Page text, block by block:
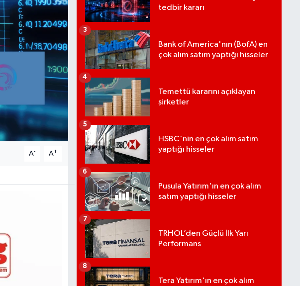
A- A+
tedbir kararı
Bank of America'nın (BofA) en
çok alım satım yaptığı hisseler
3
Temettü kararını açıklayan
şirketler
4
HSBC'nin en çok alım satım
yaptığı hisseler
5
Pusula Yatırım'ın en çok alım
satım yaptığı hisseler
6
TRHOL’den Güçlü İlk Yarı
Performans
7
Tera Yatırım'ın en çok alım
8